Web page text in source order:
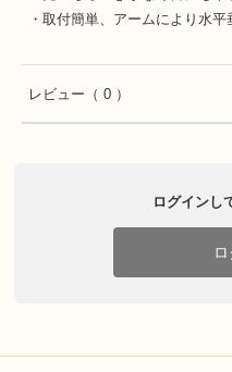
・取付簡単、アームにより水
レビュー （ 0 ）
ログインし